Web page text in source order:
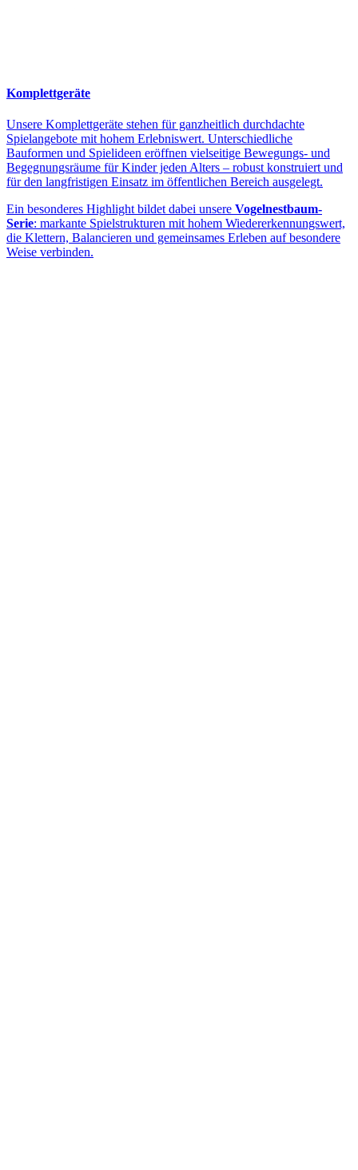
Komplettgeräte
Unsere Komplettgeräte stehen für ganzheitlich durchdachte
Spielangebote mit hohem Erlebniswert. Unterschiedliche
Bauformen und Spielideen eröffnen vielseitige Bewegungs- und
Begegnungsräume für Kinder jeden Alters – robust konstruiert und
für den langfristigen Einsatz im öffentlichen Bereich ausgelegt.
Ein besonderes Highlight bildet dabei unsere Vogelnestbaum-
Serie: markante Spielstrukturen mit hohem Wiedererkennungswert,
die Klettern, Balancieren und gemeinsames Erleben auf besondere
Weise verbinden.